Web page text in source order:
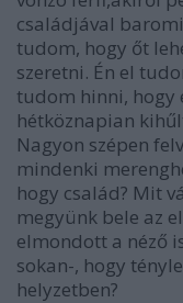
családjával
tudom, hogy őt
szeretni. Én el
tudom hinni, hogy
hétköznapian
Nagyon szépen
mindenki
hogy család? Mit
megyünk bele az
elmondott a néző
sokan-, hogy
helyzetben?